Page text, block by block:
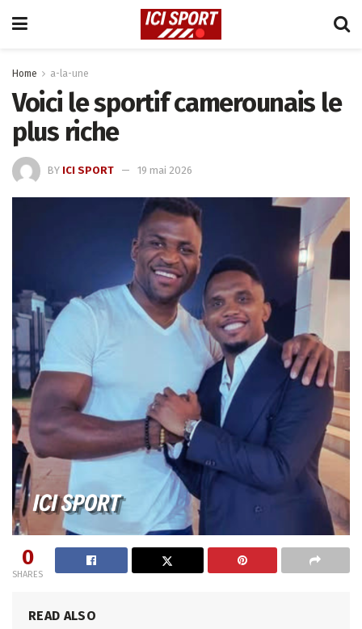
Home a-la-une
Voici le sportif camerounais le
plus riche
BY ICI SPORT 19 mai 2026
0
SHARES
READ ALSO